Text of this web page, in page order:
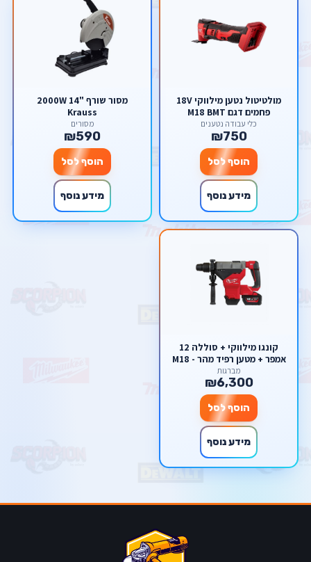
מולטיטול נטען מילווקי 18V
פחמים דגם M18 BMT
milwaukee
כלי עבודה נטענים
₪750
הוסף לסל
מידע נוסף
מסור שורף "14 2000W
Krauss
מסורים
₪590
הוסף לסל
מידע נוסף
קונגו מילווקי + סוללה 12
אמפר + מטען רפיד מהר - M18
FUEL™ ONE-KEY™ 8 KG SDS-
MAX DRILLING AND
BREAKING HAMMER
מברגות
₪6,300
הוסף לסל
מידע נוסף